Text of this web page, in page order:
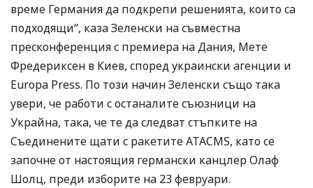
време Германия да подкрепи решенията, които са
подходящи“, каза Зеленски на съвместна
пресконференция с премиера на Дания, Мете
Фредериксен в Киев, според украински агенции и
Europa Press. По този начин Зеленски също така
увери, че работи с останалите съюзници на
Украйна, така, че те да следват стъпките на
Съединените щати с ракетите ATACMS, като се
започне от настоящия германски канцлер Олаф
Шолц, преди изборите на 23 февруари.